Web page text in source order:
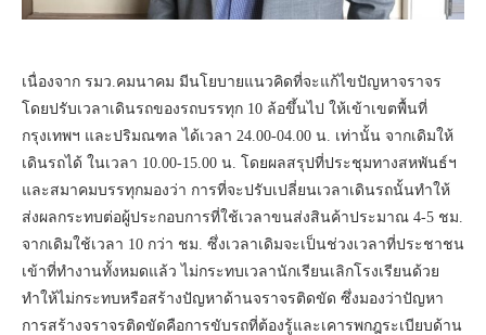
เนื่องจาก รมว.คมนาคม มีนโยบายแนวคิดที่จะแก้ไขปัญหาจราจร
โดยปรับเวลาเดินรถของรถบรรทุก 10 ล้อขึ้นไป ให้เข้าเขตพื้นที่
กรุงเทพฯ และปริมณฑล ได้เวลา 24.00-04.00 น. เท่านั้น จากเดิมให้
เดินรถได้ ในเวลา 10.00-15.00 น. โดยผลสรุปที่ประชุมทางสหพันธ์ฯ
และสมาคมบรรทุกมองว่า การที่จะปรับเปลี่ยนเวลาเดินรถนั้นทำให้
ส่งผลกระทบต่อผู้ประกอบการที่ใช้เวลาขนส่งสินค้าประมาณ 4-5 ชม.
จากเดิมใช้เวลา 10 กว่า ชม. ซึ่งเวลาเดิมจะเป็นช่วงเวลาที่ประชาชน
เข้าที่ทำงานทั้งหมดแล้ว ไม่กระทบเวลานักเรียนเลิกโรงเรียนด้วย
ทำให้ไม่กระทบหรือสร้างปัญหาด้านจราจรติดขัด ซึ่งมองว่าปัญหา
การสร้างจราจรติดขัดคือการขับรถที่ต้องรู้และเคารพกฎระเบียบด้าน